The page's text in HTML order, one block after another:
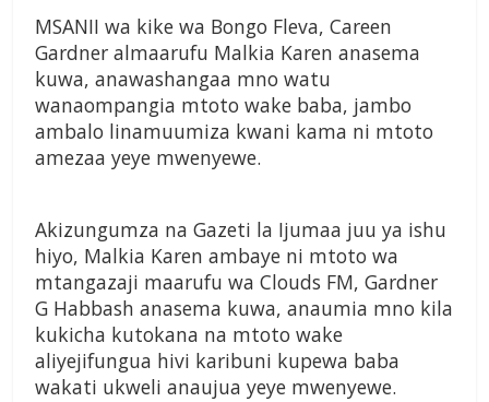
MSANII wa kike wa Bongo Fleva, Careen
Gardner almaarufu Malkia Karen anasema
kuwa, anawashangaa mno watu
wanaompangia mtoto wake baba, jambo
ambalo linamuumiza kwani kama ni mtoto
amezaa yeye mwenyewe.
Akizungumza na Gazeti la Ijumaa juu ya ishu
hiyo, Malkia Karen ambaye ni mtoto wa
mtangazaji maarufu wa Clouds FM, Gardner
G Habbash anasema kuwa, anaumia mno kila
kukicha kutokana na mtoto wake
aliyejifungua hivi karibuni kupewa baba
wakati ukweli anaujua yeye mwenyewe.